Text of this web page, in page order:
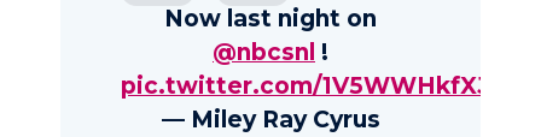
Now last night on
@nbcsnl !
pic.twitter.com/1V5WWHkfXJ
— Miley Ray Cyrus